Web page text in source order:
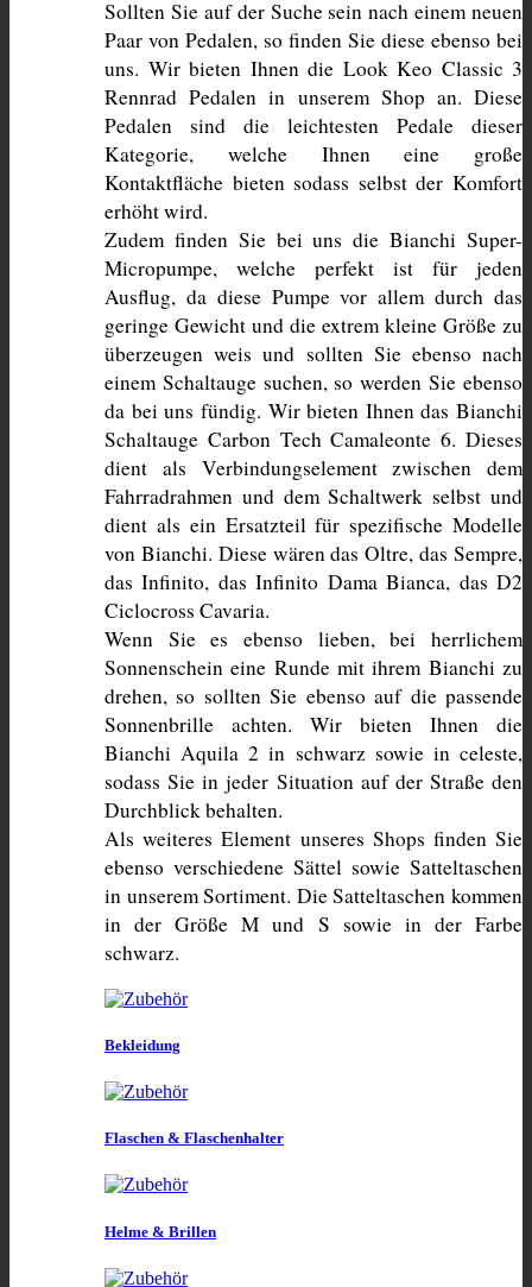
Sollten Sie auf der Suche sein nach einem neuen
Paar von Pedalen, so finden Sie diese ebenso bei
uns. Wir bieten Ihnen die Look Keo Classic 3
Rennrad Pedalen in unserem Shop an. Diese
Pedalen sind die leichtesten Pedale dieser
Kategorie, welche Ihnen eine große
Kontaktfläche bieten sodass selbst der Komfort
erhöht wird.
Zudem finden Sie bei uns die Bianchi Super-
Micropumpe, welche perfekt ist für jeden
Ausflug, da diese Pumpe vor allem durch das
geringe Gewicht und die extrem kleine Größe zu
überzeugen weis und sollten Sie ebenso nach
einem Schaltauge suchen, so werden Sie ebenso
da bei uns fündig. Wir bieten Ihnen das Bianchi
Schaltauge Carbon Tech Camaleonte 6. Dieses
dient als Verbindungselement zwischen dem
Fahrradrahmen und dem Schaltwerk selbst und
dient als ein Ersatzteil für spezifische Modelle
von Bianchi. Diese wären das Oltre, das Sempre,
das Infinito, das Infinito Dama Bianca, das D2
Ciclocross Cavaria.
Wenn Sie es ebenso lieben, bei herrlichem
Sonnenschein eine Runde mit ihrem Bianchi zu
drehen, so sollten Sie ebenso auf die passende
Sonnenbrille achten. Wir bieten Ihnen die
Bianchi Aquila 2 in schwarz sowie in celeste,
sodass Sie in jeder Situation auf der Straße den
Durchblick behalten.
Als weiteres Element unseres Shops finden Sie
ebenso verschiedene Sättel sowie Satteltaschen
in unserem Sortiment. Die Satteltaschen kommen
in der Größe M und S sowie in der Farbe
schwarz.
Bekleidung
Flaschen & Flaschenhalter
Helme & Brillen